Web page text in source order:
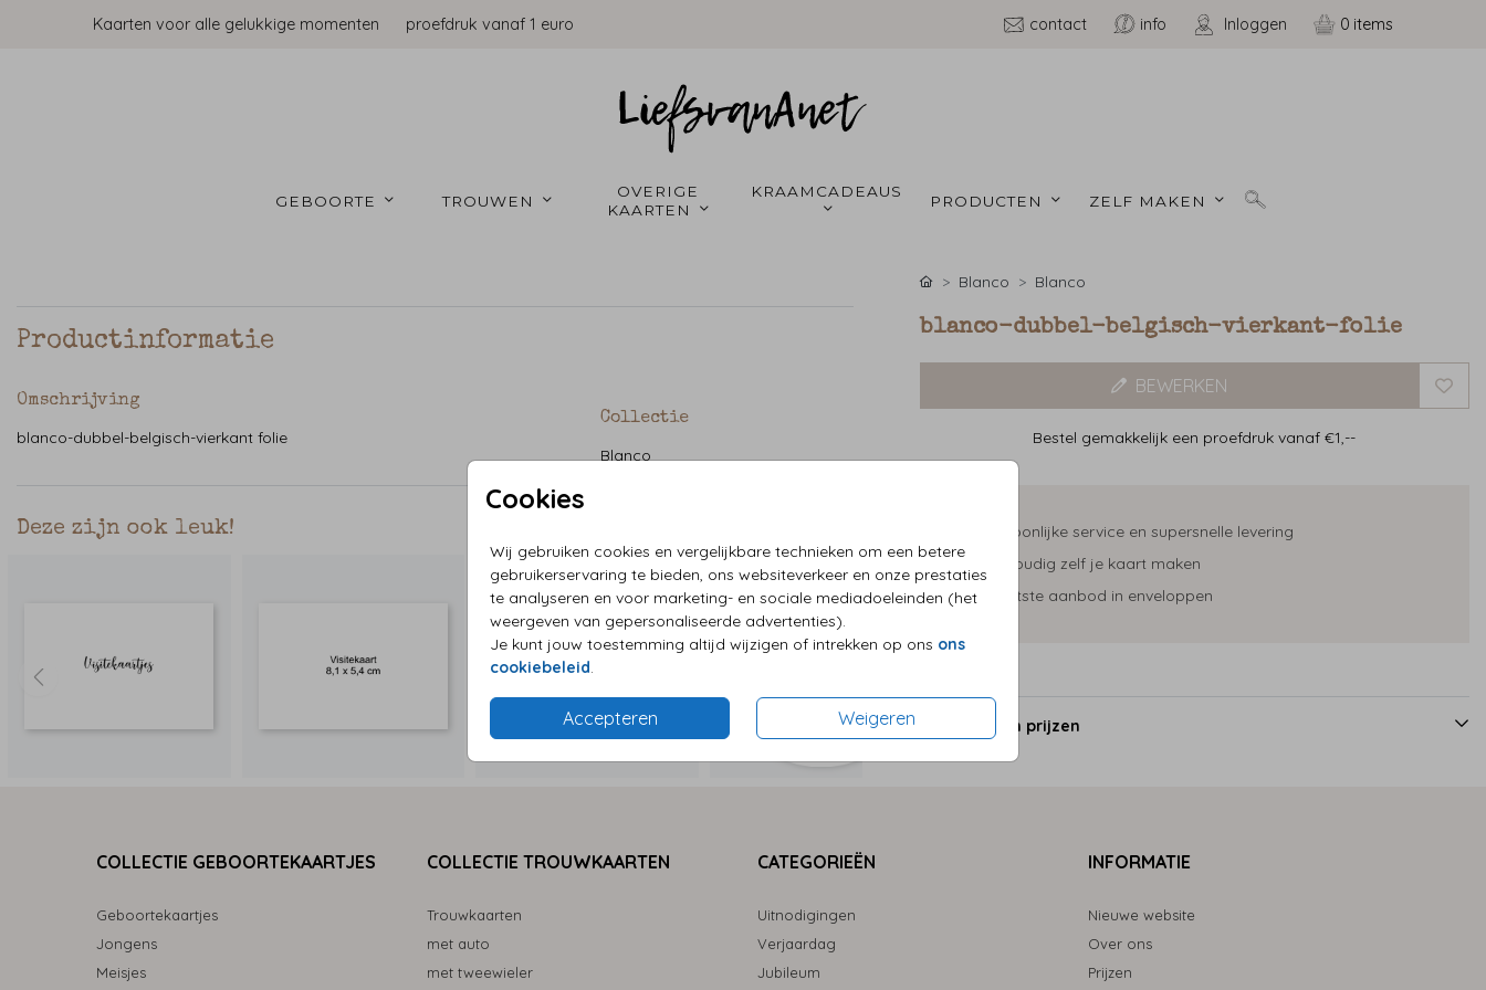
Kaarten voor alle gelukkige momenten proefdruk vanaf 1 euro contact info Inloggen 0
GEBOORTE TROUWEN
OVERIGE
KAARTEN
PRODUCTEN ZELF MAKEN
Cookies
Wij gebruiken cookies en vergelijkbare technieken om een betere
gebruikerservaring te bieden, ons websiteverkeer en onze prestaties
te analyseren en voor marketing- en sociale mediadoeleinden (het
weergeven van gepersonaliseerde advertenties).
Je kunt jouw toestemming altijd wijzigen of intrekken op ons ons
cookiebeleid.
Accepteren Weigeren
Productinformatie
Omschrijving
blanco-dubbel-belgisch-vierkant folie
Collectie
Blanco
Deze zijn ook leuk!
50 x 50mm
Blanco Blanco
blanco-dubbel-belgisch-vierkant-folie
BEWERKEN
Bestel gemakkelijk een proefdruk vanaf €1,--
Persoonlijke service en supersnelle levering
Eenvoudig zelf je kaart maken
Grootste aanbod in enveloppen
Formaten en prijzen
COLLECTIE GEBOORTEKAARTJES
Geboortekaartjes
Jongens
Meisjes
COLLECTIE TROUWKAARTEN
Trouwkaarten
met auto
met tweewieler
CATEGORIEËN
Uitnodigingen
Verjaardag
Jubileum
INFORMATIE
Nieuwe website
Over ons
Prijzen